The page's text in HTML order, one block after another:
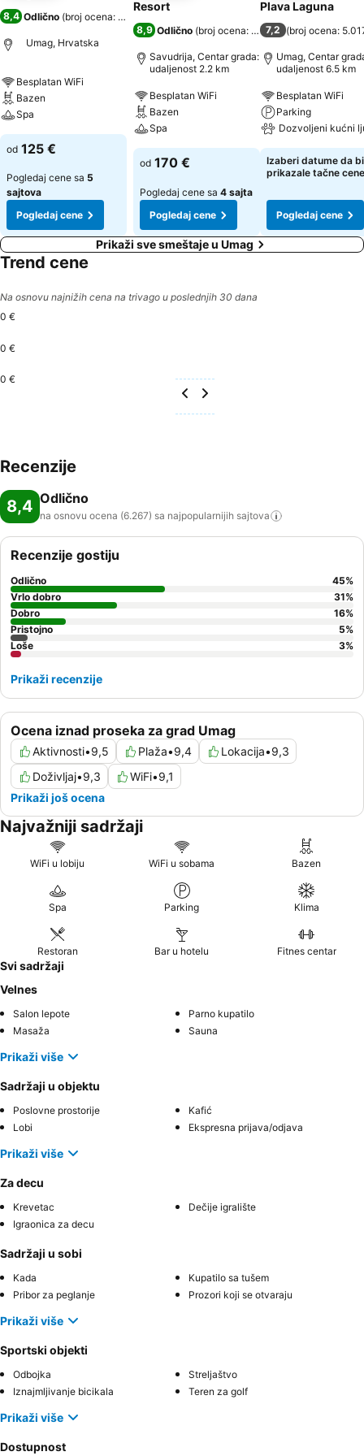
8,4 Odlično (broj ocena: 6.267
Umag, Hrvatska
Besplatan WiFi
Bazen
Spa
od 125 €
Pogledaj cene sa 5
sajtova
Pogledaj cene
Resort
8,9 Odlično (broj ocena: 4.281)
Savudrija, Centar grada:
udaljenost 2.2 km
Besplatan WiFi
Bazen
Spa
od 170 €
Pogledaj cene sa 4 sajta
Pogledaj cene
Plava Laguna
7,2 (broj ocena:
Umag, Centar
udaljenost 6.5 km
Besplatan WiFi
Parking
Dozvoljeni kućni
Izaberi datume da
prikazale tačne cene
Pogledaj cene
Prikaži sve smeštaje u Umag
Trend cene
Na osnovu najnižih cena na trivago u poslednjih 30 dana
0 €
0 €
0 €
Recenzije
8,4 Odlično
na osnovu ocena (6.267) sa najpopularnijih sajtova
Ocena iznad proseka za grad Umag
Aktivnosti•9,5 Plaža•9,4 Lokacija•9,3
Doživljaj•9,3 WiFi•9,1
Prikaži još ocena
Recenzije gostiju
Odlično 45%
Vrlo dobro
31%
Dobro
16%
Pristojno
5%
Loše
3%
Prikaži recenzije
Najvažniji sadržaji
WiFi u lobiju WiFi u sobama Bazen
Spa Parking Klima
Restoran Bar u hotelu Fitnes centar
Svi sadržaji
Velnes
Salon lepote
Parno kupatilo
Masaža
Sauna
Prikaži više
Sadržaji u objektu
Poslovne prostorije
Kafić
Lobi
Ekspresna prijava/odjava
Prikaži više
Za decu
Krevetac
Dečije igralište
Igraonica za decu
Sadržaji u sobi
Kada
Kupatilo sa tušem
Pribor za peglanje
Prozori koji se otvaraju
Prikaži više
Sportski objekti
Odbojka
Streljaštvo
Iznajmljivanje bicikala
Teren za golf
Prikaži više
Dostupnost